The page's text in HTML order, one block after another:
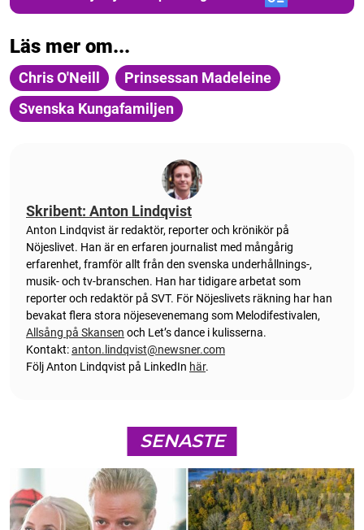
Läs mer om...
Chris O'Neill
Prinsessan Madeleine
Svenska Kungafamiljen
Skribent: Anton Lindqvist
Anton Lindqvist är redaktör, reporter och krönikör på
Nöjeslivet. Han är en erfaren journalist med mångårig
erfarenhet, framför allt från den svenska underhållnings-,
musik- och tv-branschen. Han har tidigare arbetat som
reporter och redaktör på SVT. För Nöjeslivets räkning har han
bevakat flera stora nöjesevenemang som Melodifestivalen,
Allsång på Skansen och Let’s dance i kulisserna.
Kontakt:anton.lindqvist@newsner.com
Följ Anton Lindqvist på LinkedIn här.
SENASTE